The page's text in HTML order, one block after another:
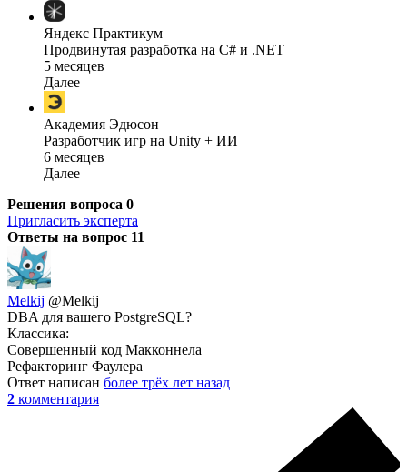
Яндекс Практикум
Продвинутая разработка на C# и .NET
5 месяцев
Далее
Академия Эдюсон
Разработчик игр на Unity + ИИ
6 месяцев
Далее
Решения вопроса 0
Пригласить эксперта
Ответы на вопрос 11
Melkij @Melkij
DBA для вашего PostgreSQL?
Классика:
Совершенный код Макконнела
Рефакторинг Фаулера
Ответ написан более трёх лет назад
2 комментария